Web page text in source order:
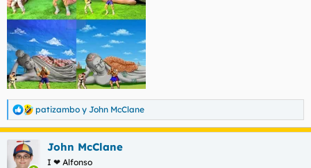
R
e
a
c
c
patizambo y John McClane
John McClane
I ❤ Alfonso